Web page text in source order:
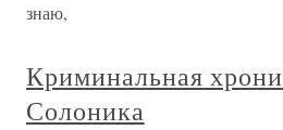
знаю,
Криминальная
Солоника